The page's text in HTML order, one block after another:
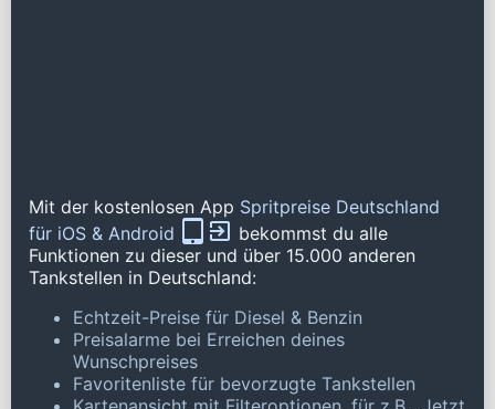
Mit der kostenlosen App Spritpreise Deutschland
für iOS & Android
bekommst du alle
Funktionen zu dieser und über 15.000 anderen
Tankstellen in Deutschland:
Echtzeit-Preise für Diesel & Benzin
Preisalarme bei Erreichen deines
Wunschpreises
Favoritenliste für bevorzugte Tankstellen